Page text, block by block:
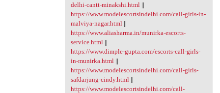
delhi-cantt-minakshi.html ||
https://www.modelescortsindelhi.com/call-girls-in-
malviya-nagar.html ||
https://www.aliasharma.in/munirka-escorts-
service.html ||
https://www.dimple-gupta.com/escorts-call-girls-
in-munirka.html ||
https://www.modelescortsindelhi.com/call-girls-
safdarjung-cindy.html ||
https://www.modelescortsindelhi.com/call-